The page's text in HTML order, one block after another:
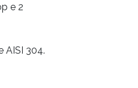
e 2
AISI 304.